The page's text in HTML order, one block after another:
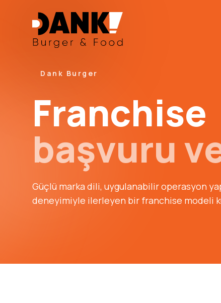
Dank Burger
Franchise
başvuru
Güçlü marka dili, uygulanabilir operasyon
deneyimiyle ilerleyen bir franchise modeli